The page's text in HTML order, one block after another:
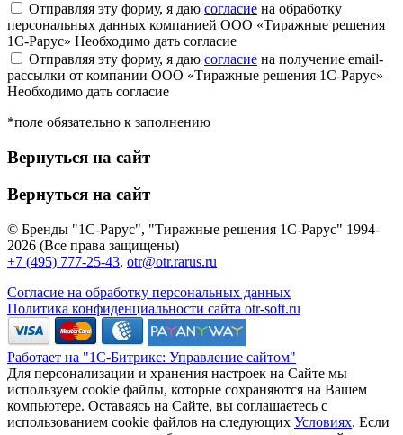
Отправляя эту форму, я даю согласие на обработку
персональных данных компанией ООО «Тиражные решения
1С-Рарус» Необходимо дать согласие
Отправляя эту форму, я даю согласие на получение email-
рассылки от компании ООО «Тиражные решения 1С-Рарус»
Необходимо дать согласие
*поле обязательно к заполнению
Вернуться на сайт
Вернуться на сайт
© Бренды "1С-Рарус", "Тиражные решения 1С-Рарус" 1994-
2026 (Все права защищены)
+7 (495) 777-25-43, otr@otr.rarus.ru
Согласие на обработку персональных данных
Политика конфиденциальности сайта otr-soft.ru
Работает на "1С-Битрикс: Управление сайтом"
Для персонализации и хранения настроек на Сайте мы
используем cookie файлы, которые сохраняются на Вашем
компьютере. Оставаясь на Сайте, вы соглашаетесь с
использованием cookie файлов на следующих Условиях. Если